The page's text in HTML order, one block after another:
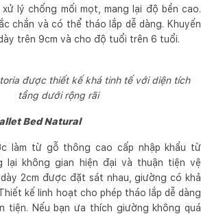
lý chống mối mọt, mang lại độ bền cao.
chắn và có thể tháo lắp dễ dàng. Khuyến
trên 9cm và cho độ tuổi trên 6 tuổi.
được thiết kế khá tinh tế với diện tích
tầng dưới rộng rãi
Bed Natural
làm từ gỗ thông cao cấp nhập khẩu từ
lại không gian hiện đại và thuận tiện vệ
2cm được đặt sát nhau, giường có khả
kế linh hoạt cho phép tháo lắp dễ dàng
tiện. Nếu bạn ưa thích giường không quá